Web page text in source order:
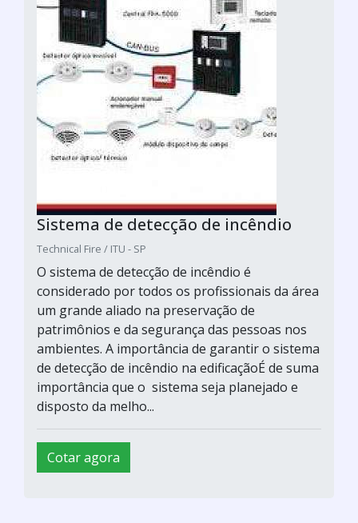
Sistema de detecção de incêndio
Technical Fire / ITU - SP
O sistema de detecção de incêndio é
considerado por todos os profissionais da área
um grande aliado na preservação de
patrimônios e da segurança das pessoas nos
ambientes. A importância de garantir o sistema
de detecção de incêndio na edificaçãoÉ de suma
importância que o sistema seja planejado e
disposto da melho...
Cotar agora